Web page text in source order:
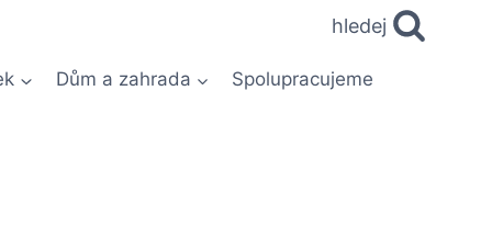
hledej
Dům a zahrada Spolupracujeme